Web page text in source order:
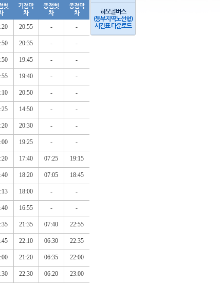
첫
기점막
차
종점첫
차
종점막
차
20:55 - -
20:35 - -
19:45 - -
19:40 - -
20:50 - -
14:50 - -
20:30 - -
19:25 - -
17:40 07:25 19:15
18:20 07:05 18:45
18:00 - -
16:55 - -
21:35 07:40 22:55
22:10 06:30 22:35
21:20 06:35 22:00
22:30 06:20 23:00
하모콜버스
(동부지역노선형)
시간표 다운로드